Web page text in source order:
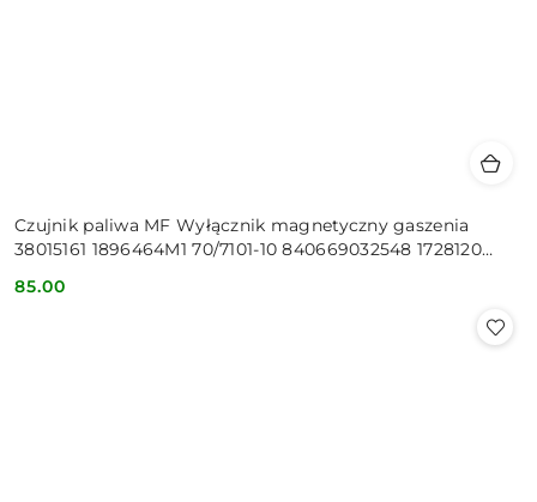
Czujnik paliwa MF Wyłącznik magnetyczny gaszenia
38015161 1896464M1 70/7101-10 840669032548 1728120
Cena:
85.00